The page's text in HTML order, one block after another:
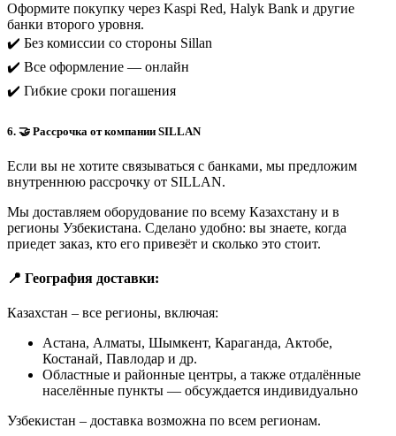
Оформите покупку через Kaspi Red, Halyk Bank и другие
банки второго уровня.
✔️ Без комиссии со стороны Sillan
✔️ Все оформление — онлайн
✔️ Гибкие сроки погашения
6. 🤝 Рассрочка от компании SILLAN
Если вы не хотите связываться с банками, мы предложим
внутреннюю рассрочку от SILLAN.
Мы доставляем оборудование по всему Казахстану и в
регионы Узбекистана. Сделано удобно: вы знаете, когда
приедет заказ, кто его привезёт и сколько это стоит.
📍 География доставки:
Казахстан – все регионы, включая:
Астана, Алматы, Шымкент, Караганда, Актобе,
Костанай, Павлодар и др.
Областные и районные центры, а также отдалённые
населённые пункты — обсуждается индивидуально
Узбекистан – доставка возможна по всем регионам.